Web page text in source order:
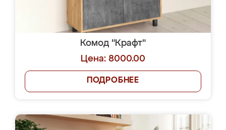
Комод "Крафт"
Цена: 8000.00
ПОДРОБНЕЕ